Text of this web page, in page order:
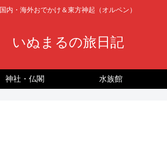
国内・海外おでかけ＆東方神起（オルペン）
いぬまるの旅日記
神社・仏閣 水族館